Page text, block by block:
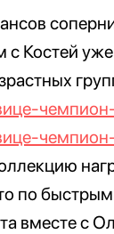
Костей
по
вместе с